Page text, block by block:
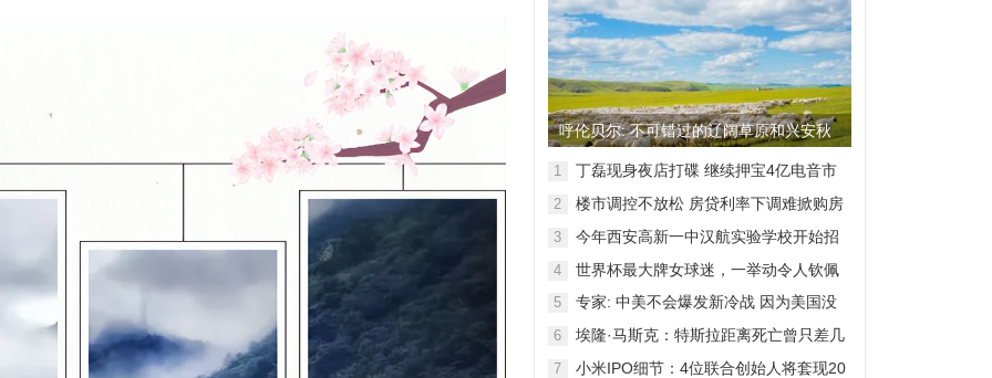
呼伦贝尔: 不可错过的辽阔草原和兴安秋
色
1
丁磊现身夜店打碟 继续押宝4亿电音市
2
楼市调控不放松 房贷利率下调难掀购房
3
今年西安高新一中汉航实验学校开始招
4 世界杯最大牌女球迷，一举动令人钦佩
5
专家: 中美不会爆发新冷战 因为美国没
6
埃隆·马斯克：特斯拉距离死亡曾只差几
7
小米IPO细节：4位联合创始人将套现20